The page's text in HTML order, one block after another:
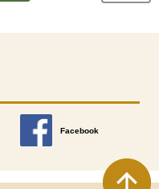
Facebook
別のウィンドウで開きます